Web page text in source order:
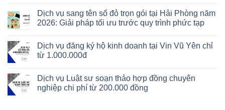
Dịch vụ sang tên sổ đỏ trọn gói tại Hải Phòng năm
2026: Giải pháp tối ưu trước quy trình phức tạp
Dịch vụ đăng ký hộ kinh doanh tại Vin Vũ Yên chỉ
từ 1.000.000đ
Dịch vụ Luật sư soạn thảo hợp đồng chuyên
nghiệp chi phí từ 200.000 đồng